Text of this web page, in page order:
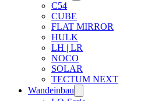
C54
CUBE
FLAT MIRROR
HULK
LH | LR
NOCO
SOLAR
TECTUM NEXT
Wandeinbau